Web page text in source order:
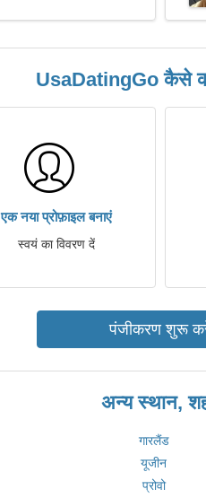
UsaDatingGo कैसे
एक नया प्रोफ़ाइल बनाएं
स्वयं का विवरण दें
पंजीकरण शुरू
अन्य स्थान,
गारलैंड
यूजीन
प्रोवो